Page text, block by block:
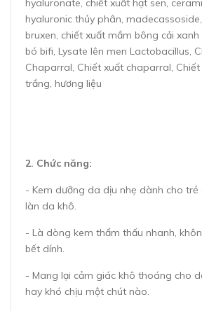
hyaluronate, chiết xuất hạt sen,
hyaluronic thủy phân,
bruxen, chiết xuất mầm bông cải xanh
bó bifi, Lysate lên men Lactobacillus,
Chaparral, Chiết xuất chaparral,
trắng, hương liệu
2. Chức năng:
- Kem dưỡng da dịu nhẹ dành cho
làn da khô.
- Là dòng kem thẩm thấu nhanh,
bết dính.
- Mang lại cảm giác khô thoáng cho
hay khó chịu một chút nào.